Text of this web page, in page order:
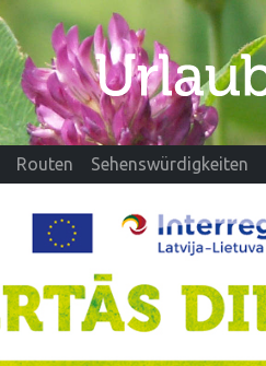
Routen Sehenswürdigkeiten